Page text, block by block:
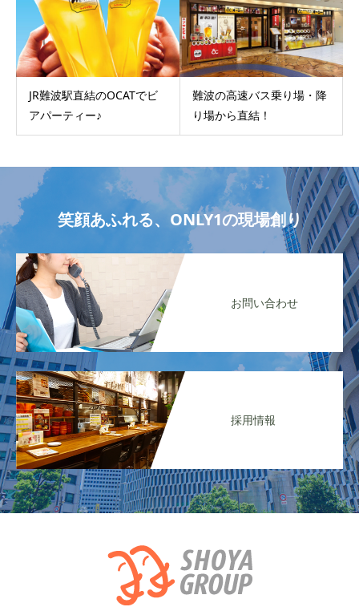
JR難波駅直結のOCATでビ
アパーティー♪
難波の高速バス乗り場・降
り場から直結！
笑顔あふれる、ONLY1の現場創り
お問い合わせ
採用情報